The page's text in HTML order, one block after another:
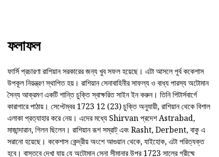
ফলাফল
ফার্সি প্রচারণা রাশিয়ান সরকারের জন্য খুব সফল হয়েছে। এটা আসলে পূর্ব ককেশাস
উপকূল নিয়ন্ত্রণ স্থাপিত হয়। রাশিয়ান সেনাবাহিনীর সাফল্য ও বাধ্য পারস্য অটোমান
সৈন্য আক্রমণ একটি শান্তি চুক্তি স্বাক্ষরিত সাইন ইন করুন। তিনি পিটার্সবার্গে
কারাগারে পাঠায়। সেপ্টেম্বর 1723 12 (23) চুক্তি অনুযায়ী, রাশিয়ান থেকে বিশাল
এলাকা প্রত্যাহার করে নেয়। এদের মধ্যে Shirvan প্রদেশ Astrabad,
মাজান্দারান, গিলন ছিলেন। রাশিয়ান রূশ সম্রাট্ এবং Rasht, Derbent, বাকু এ
সরানো হয়েছে। ককেশাস কেন্দ্রীয় অংশে আগুয়ান থেকে, যাইহোক, এটা পরিত্যক্ত
হবে। বাস্তবে দেখা যায় যে অটোমান সেনা সীমানার উপর 1723 সালের গ্রীষ্মে